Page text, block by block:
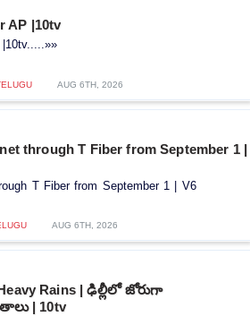
AP |10tv
AUG 6TH, 2026
through T Fiber from September 1 |
T Fiber from September 1 | V6
AUG 6TH, 2026
Rains | ఢిల్లీలో జోరుగా
| 10tv